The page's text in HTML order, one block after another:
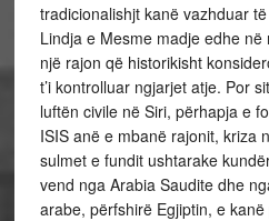
tradicionalishjt kanë vazhduar
Lindja e Mesme madje edhe
një rajon që historikisht
t’i kontrolluar ngjarjet atje. Por
luftën civile në Siri, përhapja e
ISIS anë e mbanë rajonit, kriza
sulmet e fundit ushtarake
vend nga Arabia Saudite dhe
arabe, përfshirë Egjiptin, e